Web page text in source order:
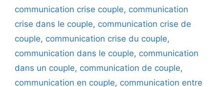
communication crise couple, communication
crise dans le couple, communication crise de
couple, communication crise du couple,
communication dans le couple, communication
dans un couple, communication de couple,
communication en couple, communication entre